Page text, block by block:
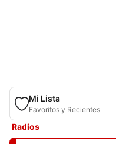
Mi Lista
Favoritos y Recientes
Radios